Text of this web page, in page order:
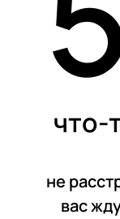
что-
не
вас